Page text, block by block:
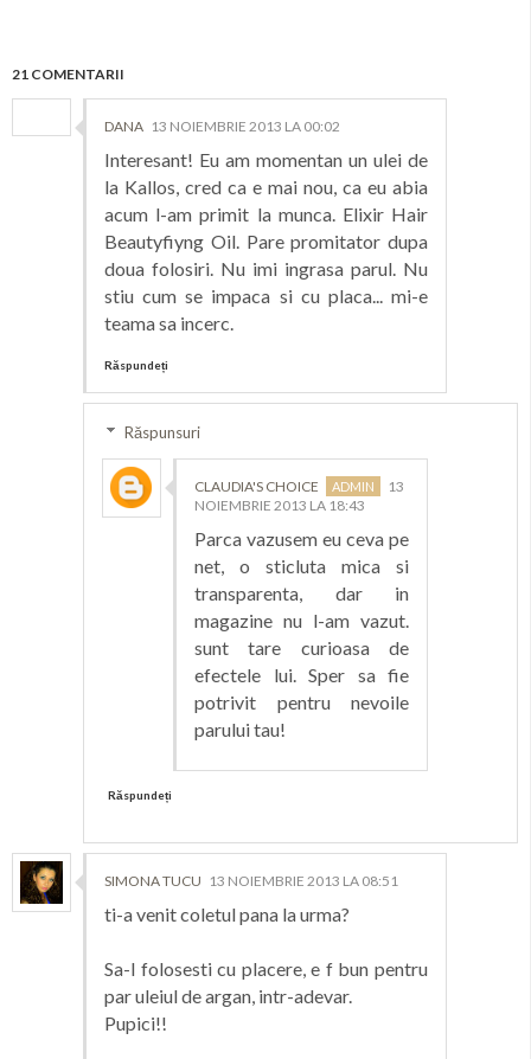
21 COMENTARII
DANA 13 NOIEMBRIE 2013 LA 00:02
Interesant! Eu am momentan un ulei de
la Kallos, cred ca e mai nou, ca eu abia
acum l-am primit la munca. Elixir Hair
Beautyfiyng Oil. Pare promitator dupa
doua folosiri. Nu imi ingrasa parul. Nu
stiu cum se impaca si cu placa... mi-e
teama sa incerc.
Răspundeți
Răspunsuri
CLAUDIA'S CHOICE
13
NOIEMBRIE 2013 LA 18:43
Parca vazusem eu ceva pe
net, o sticluta mica si
transparenta, dar in
magazine nu l-am vazut.
sunt tare curioasa de
efectele lui. Sper sa fie
potrivit pentru nevoile
parului tau!
Răspundeți
SIMONA TUCU 13 NOIEMBRIE 2013 LA 08:51
ti-a venit coletul pana la urma?
Sa-l folosesti cu placere, e f bun pentru
par uleiul de argan, intr-adevar.
Pupici!!